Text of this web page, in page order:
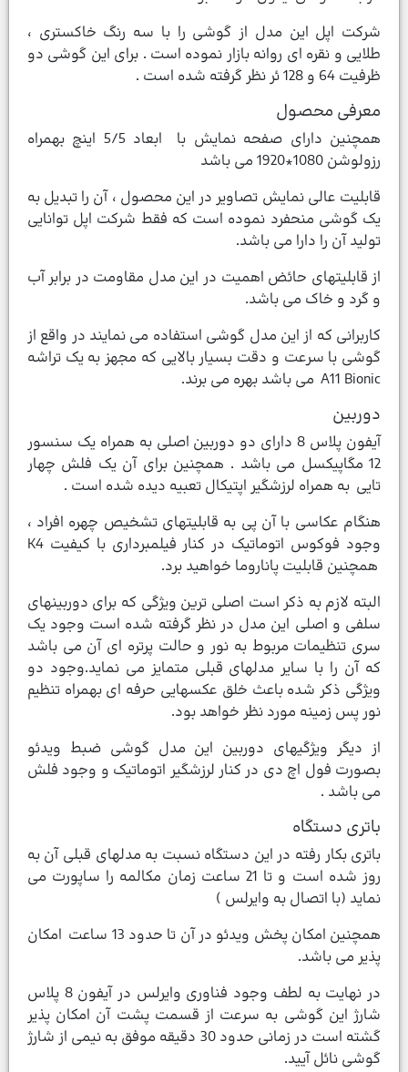
شرکت اپل این مدل از گوشی را با سه رنگ خاکستری ،
طلایی و نقره ای روانه بازار نموده است . برای این گوشی دو
ظرفیت 64 و 128 ئر نظر گرفته شده است .
معرفی محصول
همچنین دارای صفحه نمایش با ابعاد 5/5 اینچ بهمراه
رزولوشن 1080*1920 می باشد
قابلیت عالی نمایش تصاویر در این محصول ، آن را تبدیل به
یک گوشی منحفرد نموده است که فقط شرکت اپل توانایی
تولید آن را دارا می باشد.
از قابلیتهای حائض اهمیت در این مدل مقاومت در برابر آب
و گرد و خاک می باشد.
کاربرانی که از این مدل گوشی استفاده می نمایند در واقع از
گوشی با سرعت و دقت بسیار بالایی که مجهز به یک تراشه
A11 Bionic می باشد بهره می برند.
دوربین
آیفون پلاس 8 دارای دو دوربین اصلی به همراه یک سنسور
12 مگاپیکسل می باشد . همچنین برای آن یک فلش چهار
تایی به همراه لرزشگیر اپتیکال تعبیه دیده شده است .
هنگام عکاسی با آن پی به قابلیتهای تشخیص چهره افراد ،
وجود فوکوس اتوماتیک در کنار فیلمبرداری با کیفیت K4
همچنین قابلیت پاناروما خواهید برد.
البته لازم به ذکر است اصلی ترین ویژگی که برای دوربینهای
سلفی و اصلی این مدل در نظر گرفته شده است وجود یک
سری تنظیمات مربوط به نور و حالت پرتره ای آن می باشد
که آن را با سایر مدلهای قبلی متمایز می نماید.وجود دو
ویژگی ذکر شده باعث خلق عکسهایی حرفه ای بهمراه تنظیم
نور پس زمینه مورد نظر خواهد بود.
از دیگر ویژگیهای دوربین این مدل گوشی ضبط ویدئو
بصورت فول اچ دی در کنار لرزشگیر اتوماتیک و وجود فلش
می باشد .
باتری دستگاه
باتری بکار رفته در این دستگاه نسبت به مدلهای قبلی آن به
روز شده است و تا 21 ساعت زمان مکالمه را ساپورت می
نماید (با اتصال به وایرلس )
همچنین امکان پخش ویدئو در آن تا حدود 13 ساعت امکان
پذیر می باشد.
در نهایت به لطف وجود فناوری وایرلس در آیفون 8 پلاس
شارژ این گوشی به سرعت از قسمت پشت آن امکان پذیر
گشته است در زمانی حدود 30 دقیقه موفق به نیمی از شارژ
گوشی نائل آیید.